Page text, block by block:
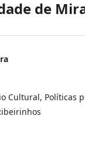
de
Cultural, Políticas